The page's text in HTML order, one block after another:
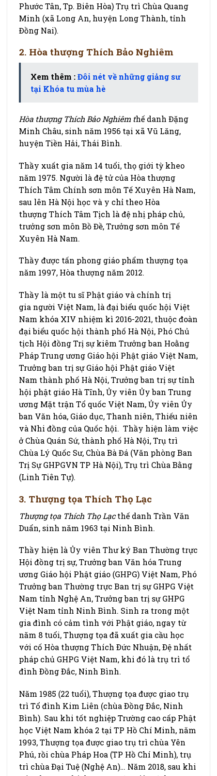
Phước Tân, Tp. Biên Hòa) Trụ trì Chùa Quang
Minh (xã Long An, huyện Long Thành, tỉnh
Đồng Nai).
2. Hòa thượng Thích Bảo Nghiêm
Xem thêm :Đôi nét về những giảng sư
tại Khóa tu mùa hè
Hòa thượng Thích Bảo Nghiêm thế danh Đặng
Minh Châu, sinh năm 1956 tại xã Vũ Lăng,
huyện Tiền Hải, Thái Bình.
Thầy xuất gia năm 14 tuổi, thọ giới tỳ kheo
năm 1975. Người là đệ tử của Hòa thượng
Thích Tâm Chính sơn môn Tế Xuyên Hà Nam,
sau lên Hà Nội học và y chỉ theo Hòa
thượng Thích Tâm Tịch là đệ nhị pháp chủ,
trưởng sơn môn Bồ Đề, Trưởng sơn môn Tế
Xuyên Hà Nam.
Thầy được tấn phong giáo phẩm thượng tọa
năm 1997, Hòa thượng năm 2012.
Thầy là một tu sĩ Phật giáo và chính trị
gia người Việt Nam, là đại biểu quốc hội Việt
Nam khóa XIV nhiệm kì 2016-2021, thuộc đoàn
đại biểu quốc hội thành phố Hà Nội, Phó Chủ
tịch Hội đồng Trị sự kiêm Trưởng ban Hoằng
Pháp Trung ương Giáo hội Phật giáo Việt Nam,
Trưởng ban trị sự Giáo hội Phật giáo Việt
Nam thành phố Hà Nội, Trưởng ban trị sự tỉnh
hội phật giáo Hà Tĩnh, Ủy viên Ủy ban Trung
ương Mặt trận Tổ quốc Việt Nam, Ủy viên Ủy
ban Văn hóa, Giáo dục, Thanh niên, Thiếu niên
và Nhi đồng của Quốc hội. Thầy hiện làm việc
ở Chùa Quán Sứ, thành phố Hà Nội, Trụ trì
Chùa Lý Quốc Sư, Chùa Bà Đá (Văn phòng Ban
Trị Sự GHPGVN TP Hà Nội), Trụ trì Chùa Bằng
(Linh Tiên Tự).
3. Thượng tọa Thích Thọ Lạc
Thượng tọa Thích Thọ Lạcthế danh Trần Văn
Duẩn, sinh năm 1963 tại Ninh Bình.
Thầy hiện là Ủy viên Thư ký Ban Thường trực
Hội đồng trị sự, Trưởng ban Văn hóa Trung
ương Giáo hội Phật giáo (GHPG) Việt Nam, Phó
Trưởng ban Thường trực Ban trị sự GHPG Việt
Nam tỉnh Nghệ An, Trưởng ban trị sự GHPG
Việt Nam tỉnh Ninh Bình. Sinh ra trong một
gia đình có cảm tình với Phật giáo, ngay từ
năm 8 tuổi, Thượng tọa đã xuất gia cầu học
với cố Hòa thượng Thích Ðức Nhuận, Ðệ nhất
pháp chủ GHPG Việt Nam, khi đó là trụ trì tổ
đình Ðồng Ðắc, Ninh Bình.
Năm 1985 (22 tuổi), Thượng tọa được giao trụ
trì Tổ đình Kim Liên (chùa Ðồng Ðắc, Ninh
Bình). Sau khi tốt nghiệp Trường cao cấp Phật
học Việt Nam khóa 2 tại TP Hồ Chí Minh, năm
1993, Thượng tọa được giao trụ trì chùa Yên
Phú, rồi chùa Pháp Hoa (TP Hồ Chí Minh), trụ
trì chùa Ðại Tuệ (Nghệ An)… Năm 2018, sau khi